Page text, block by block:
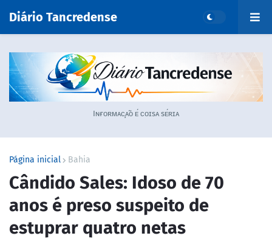
Diário Tancredense
Iɴғᴏʀᴍᴀᴄ̧ᴀ̃ᴏ ᴇ́ ᴄᴏɪsᴀ sᴇ́ʀɪᴀ
Página inicial Bahia
Cândido Sales: Idoso de 70
anos é preso suspeito de
estuprar quatro netas